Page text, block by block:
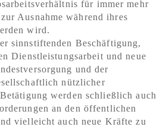
für immer mehr
Ausnahme während ihres
wird.
sinnstiftenden Beschäftigung,
Dienstleistungsarbeit und neue
und der
nützlicher
werden schließlich auch
an den öffentlichen
vielleicht auch neue Kräfte zu